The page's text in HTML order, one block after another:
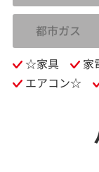
都市ガス
☆家具
家
エアコン☆